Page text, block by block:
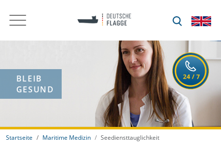
BLEIB
GESUND
Startseite Maritime Medizin Seediensttauglichkeit